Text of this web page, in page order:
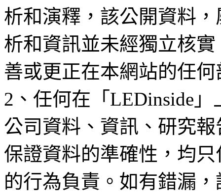
析和演釋，該公開資料
析和資訊並未經獨立核
善或更正在本網站的任
2、任何在「LEDinside
公司資料、資訊、研究
保證資料的準確性，均
的行為負責。如有錯漏